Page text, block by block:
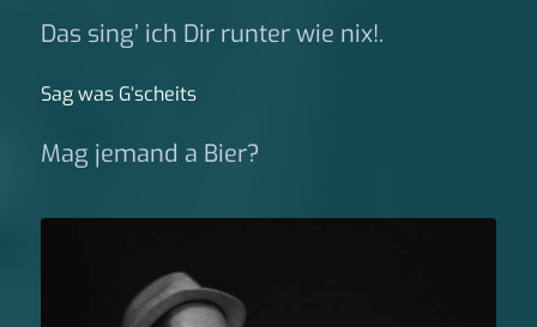
Das sing’ ich Dir runter wie nix!.
Sag was G‘scheits
Mag jemand a Bier?